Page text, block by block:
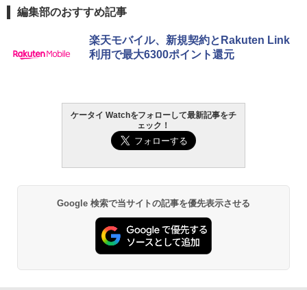
編集部のおすすめ記事
楽天モバイル、新規契約とRakuten Link
利用で最大6300ポイント還元
ケータイ Watchをフォローして最新記事をチ
ェック！
Google 検索で当サイトの記事を優先表示させる